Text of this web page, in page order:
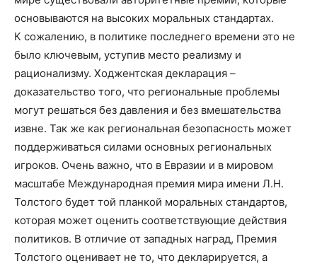
основываются на высоких моральных стандартах.
К сожалению, в политике последнего времени это не
было ключевым, уступив место реализму и
рационализму. Ходжентская декларация –
доказательство того, что региональные проблемы
могут решаться без давления и без вмешательства
извне. Так же как региональная безопасность может
поддерживаться силами основных региональных
игроков. Очень важно, что в Евразии и в мировом
масштабе Международная премия мира имени Л.Н.
Толстого будет той планкой моральных стандартов,
которая может оценить соответствующие действия
политиков. В отличие от западных наград, Премия
Толстого оценивает не то, что декларируется, а